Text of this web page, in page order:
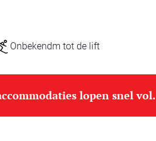
Onbekendm tot de lift
lopen snel vol.